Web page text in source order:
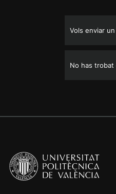
Vols enviar
No has